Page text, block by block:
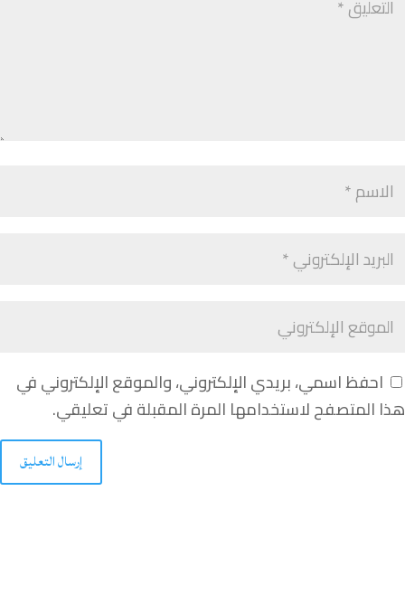
احفظ اسمي، بريدي الإلكتروني، والموقع الإلكتروني في
هذا المتصفح لاستخدامها المرة المقبلة في تعليقي.
إرسال التعليق